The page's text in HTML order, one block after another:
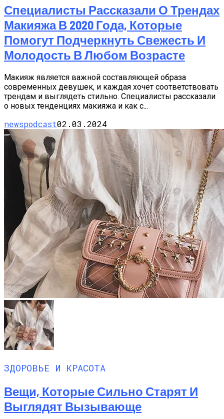
Специалисты Рассказали О Трендах
Макияжа В 2020 Года, Которые
Помогут Подчеркнуть Свежесть И
Молодость В Любом Возрасте
Макияж является важной составляющей образа
современных девушек, и каждая хочет соответствовать
трендам и выглядеть стильно. Специалисты рассказали
о новых тенденциях макияжа и как с...
newspodcast02.03.2024
ЗДОРОВЬЕ И КРАСОТА
Вещи, Которые Сильно Старят И
Выглядят Вызывающе